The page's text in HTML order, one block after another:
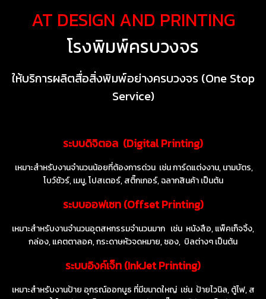
AT DESIGN AND PRINTING
โรงพิมพ์ครบวงจร
ให้บริการผลิตสื่อสิ่งพิมพ์อย่างครบวงจร (One Stop
Service)
ระบบดิจิตอล (Digital Printing)
เหมาะสำหรับงานจำนวนน้อยที่ต้องการด่วน เช่นการ์ดแต่งงาน, นามบัตร,
โบว์ชัวร์, เมนู, โปสเตอร์, สติ๊กเกอร์, ฉลากสินค้า เป็นต้น
ระบบออฟเซท (Offset Printing)
เหมาะสำหรับงานจำนวนอุตสหกรรมจำนวนมาก เช่น หนังสือ, แพ็คเก็จจิ้ง,
กล่อง, แคตตาลอค, กระดาษหัวจดหมาย, ซอง, บิลต่างๆ เป็นต้น
ระบบอิงค์เจ็ท (InkJet Printing)
เหมาะสำหรับงานป้าย อุกรณ์ออกบูธ ที่มีขนาดใหญ่ เช่น ป้ายไวนิล, ตู้ไฟ, ส